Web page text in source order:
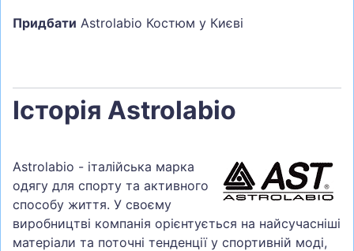
Придбати Astrolabio Костюм у Києві
Історія Astrolabio
Astrolabio - італійська марка
одягу для спорту та активного
способу життя. У своєму
виробництві компанія орієнтується на найсучасніші
матеріали та поточні тенденції у спортивній моді,